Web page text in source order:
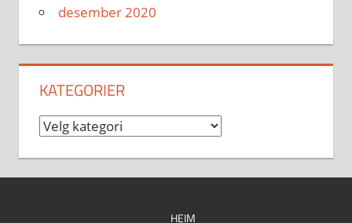
desember 2020
KATEGORIER
Kategorier
HEIM